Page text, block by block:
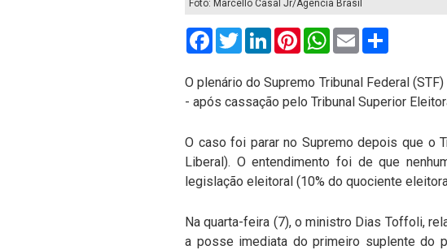
Foto: Marcello Casal Jr/Agência Brasil
FacebookTwitterLinkedInPinterestWhatsApp
Email
O plenário do Supremo Tribunal Federal
- após cassação pelo Tribunal Superior
O caso foi parar no Supremo depois que o
Liberal). O entendimento foi de que
legislação eleitoral (10% do quociente
Na quarta-feira (7), o ministro Dias Toffoli,
a posse imediata do primeiro suplente do